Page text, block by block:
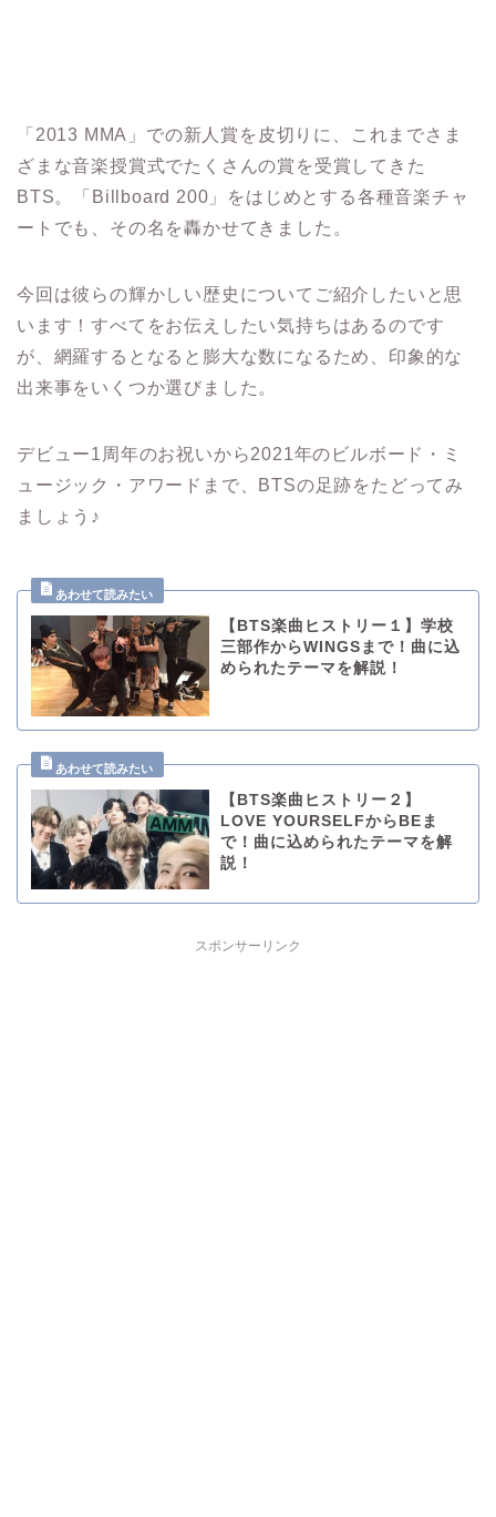
「2013 MMA」での新人賞を皮切りに、これまでさま
ざまな音楽授賞式でたくさんの賞を受賞してきた
BTS。「Billboard 200」をはじめとする各種音楽チャ
ートでも、その名を轟かせてきました。
今回は彼らの輝かしい歴史についてご紹介したいと思
います！すべてをお伝えしたい気持ちはあるのです
が、網羅するとなると膨大な数になるため、印象的な
出来事をいくつか選びました。
デビュー1周年のお祝いから2021年のビルボード・ミ
ュージック・アワードまで、BTSの足跡をたどってみ
ましょう♪
【BTS楽曲ヒストリー１】学校
三部作からWINGSまで！曲に込
められたテーマを解説！
【BTS楽曲ヒストリー２】
LOVE YOURSELFからBEま
で！曲に込められたテーマを解
説！
スポンサーリンク